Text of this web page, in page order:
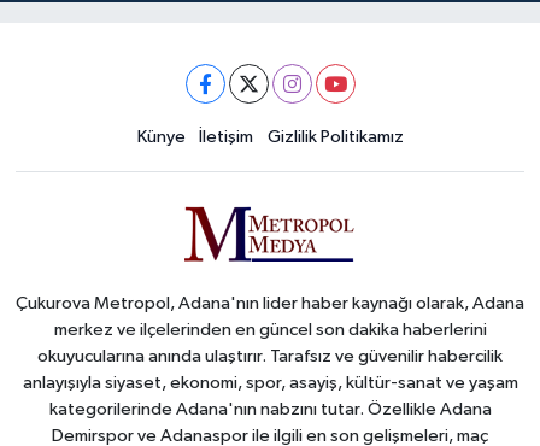
Künye İletişim Gizlilik Politikamız
Çukurova Metropol, Adana'nın lider haber kaynağı olarak, Adana
merkez ve ilçelerinden en güncel son dakika haberlerini
okuyucularına anında ulaştırır. Tarafsız ve güvenilir habercilik
anlayışıyla siyaset, ekonomi, spor, asayiş, kültür-sanat ve yaşam
kategorilerinde Adana'nın nabzını tutar. Özellikle Adana
Demirspor ve Adanaspor ile ilgili en son gelişmeleri, maç